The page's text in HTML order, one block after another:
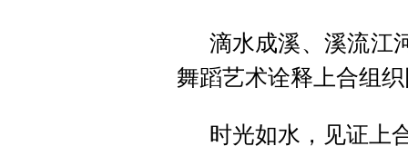
滴水成溪、溪流江
舞蹈艺术诠释上合组
时光如水，见证上